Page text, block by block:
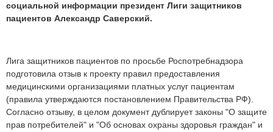
социальной информации президент Лиги защитников
пациентов Александр Саверский.
Лига защитников пациентов по просьбе Роспотребнадзора
подготовила отзыв к проекту правил предоставления
медицинскими организациями платных услуг пациентам
(правила утверждаются постановлением Правительства РФ).
Согласно отзыву, в целом документ дублирует законы "О защите
прав потребителей" и "Об основах охраны здоровья граждан" и